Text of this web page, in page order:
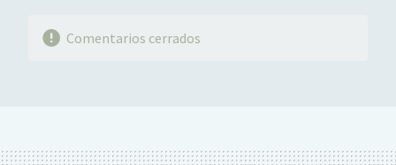
Comentarios cerrados